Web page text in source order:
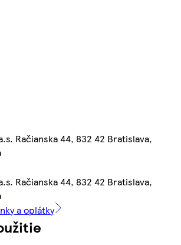
Račianska 44, 832 42 Bratislava,
Račianska 44, 832 42 Bratislava,
a oplátky